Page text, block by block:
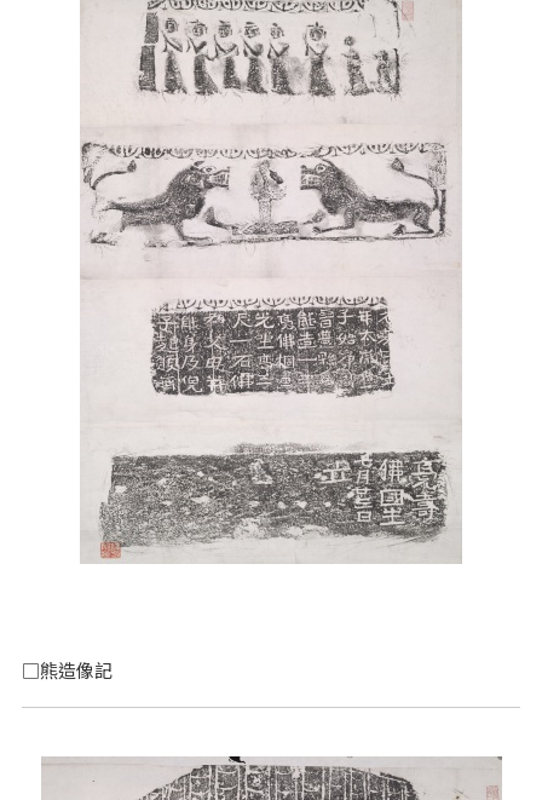
□熊造像記